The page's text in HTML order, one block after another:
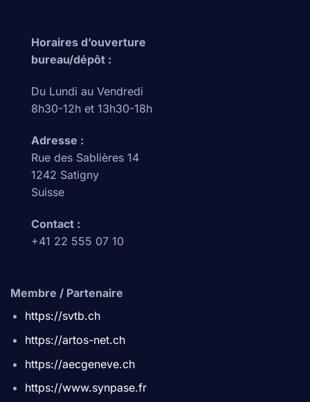
Horaires d’ouverture
bureau/dépôt :
Du Lundi au Vendredi
8h30-12h et 13h30-18h
Adresse :
Rue des Sablières 14
1242 Satigny
Suisse
Contact :
+41 22 555 07 10
Membre / Partenaire
https://svtb.ch
https://artos-net.ch
https://aecgeneve.ch
https://www.synpase.fr